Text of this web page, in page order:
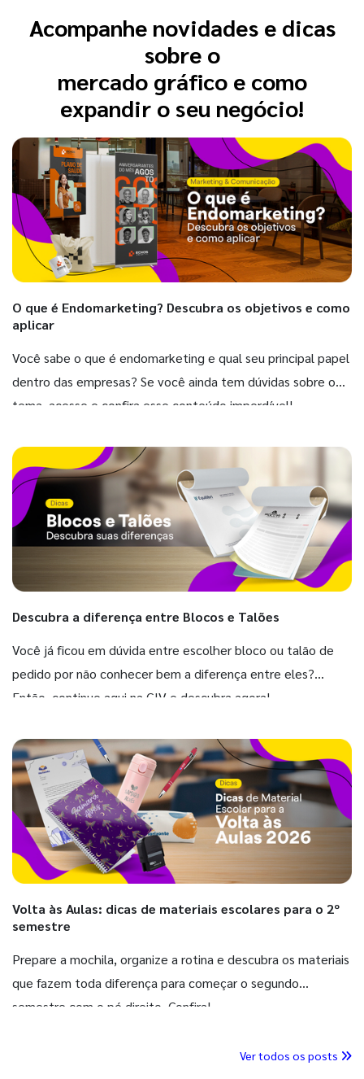
Acompanhe novidades e dicas
sobre o
mercado gráfico e como
expandir o seu negócio!
O que é Endomarketing? Descubra os objetivos e como
aplicar
Você sabe o que é endomarketing e qual seu principal papel
dentro das empresas? Se você ainda tem dúvidas sobre o
tema, acesse e confira esse conteúdo imperdível!
Descubra a diferença entre Blocos e Talões
Você já ficou em dúvida entre escolher bloco ou talão de
pedido por não conhecer bem a diferença entre eles?
Então, continue aqui na GIV e descubra agora!
Volta às Aulas: dicas de materiais escolares para o 2º
semestre
Prepare a mochila, organize a rotina e descubra os materiais
que fazem toda diferença para começar o segundo
semestre com o pé direito. Confira!
Ver todos os posts